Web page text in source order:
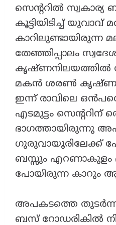
സെൻ്ററിൽ സ്വകാര്യ
കൂട്ടിയിടിച്ച് യുവാവ്
കാറിലുണ്ടായിരുന്ന
തേഞ്ഞിപ്പാലം
കൃഷ്ണനിലയത്തിൽ
മകൻ ശരൺ കൃഷ്ണ
ഇന്ന് രാവിലെ
എടമുട്ടം സെൻ്ററിന്
ഭാഗത്തായിരുന്നു
ഗുരുവായൂരിലേക്ക്
ബസ്സും എറണാകുളം
പോയിരുന്ന കാറും
അപകടത്തെ തുടർന്ന്
ബസ് റോഡരികിൽ